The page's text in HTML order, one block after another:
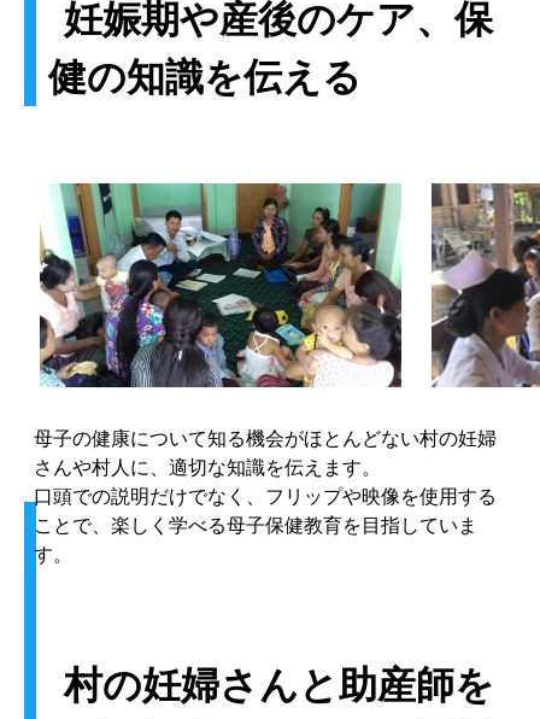
妊娠期や産後のケア、保
健の知識を伝える
母子の健康について知る機会がほとんどない村の妊婦
さんや村人に、適切な知識を伝えます。
口頭での説明だけでなく、フリップや映像を使用する
ことで、楽しく学べる母子保健教育を目指していま
す。
村の妊婦さんと助産師を